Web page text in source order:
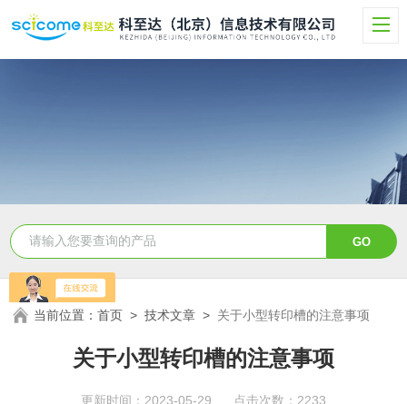
当前位置：首页 >技术文章 > 关于小型转印槽的注意事项
关于小型转印槽的注意事项
更新时间：2023-05-29 点击次数：2233